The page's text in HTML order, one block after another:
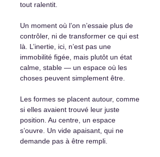
tout ralentit.
Un moment où l’on n’essaie plus de
contrôler, ni de transformer ce qui est
là. L’inertie, ici, n’est pas une
immobilité figée, mais plutôt un état
calme, stable — un espace où les
choses peuvent simplement être.
Les formes se placent autour, comme
si elles avaient trouvé leur juste
position. Au centre, un espace
s’ouvre. Un vide apaisant, qui ne
demande pas à être rempli.